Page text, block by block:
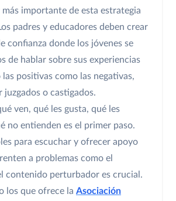
importante de esta estrategia
padres y educadores deben crear
confianza donde los jóvenes se
de hablar sobre sus experiencias
positivas como las negativas,
juzgados o castigados.
ven, qué les gusta, qué les
no entienden es el primer paso.
para escuchar y ofrecer apoyo
a problemas como el
contenido perturbador es crucial.
los que ofrece la Asociación